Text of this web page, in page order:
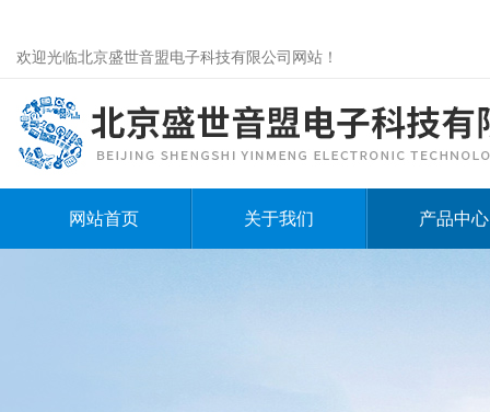
欢迎光临北京盛世音盟电子科技有限公司网站！
网站首页 关于我们 产品中心